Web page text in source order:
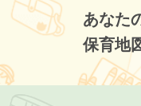
あなた
保育地